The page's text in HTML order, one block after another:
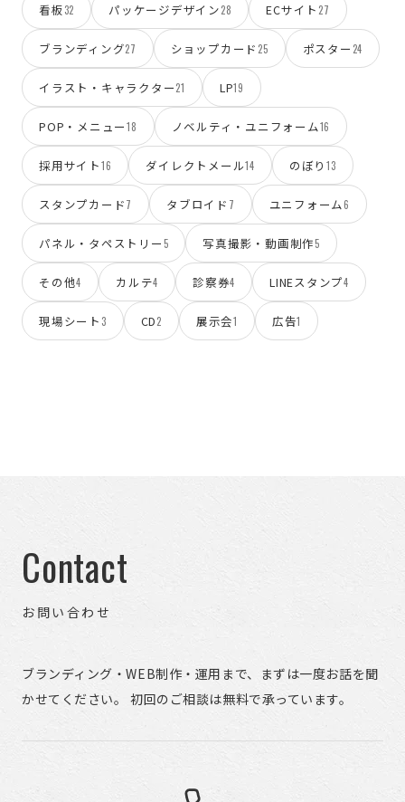
看板32 パッケージデザイン28 ECサイト 27
ブランディング27 ショップカード 25 ポスター 24
イラスト・キャラクター21 LP19
POP・メニュー18 ノベルティ・ユニフォーム16
採用サイト16 ダイレクトメール14 のぼり 13
スタンプカード7 タブロイド 7 ユニフォーム6
パネル・タペストリー5 写真撮影・動画制作5
その他4 カルテ4 診察券4 LINEスタンプ4
現場シート 3 CD2 展示会1 広告1
Contact
お問い合わせ
ブランディング・WEB制作・運用まで、まずは一度お話を聞
かせてください。 初回のご相談は無料で承っています。